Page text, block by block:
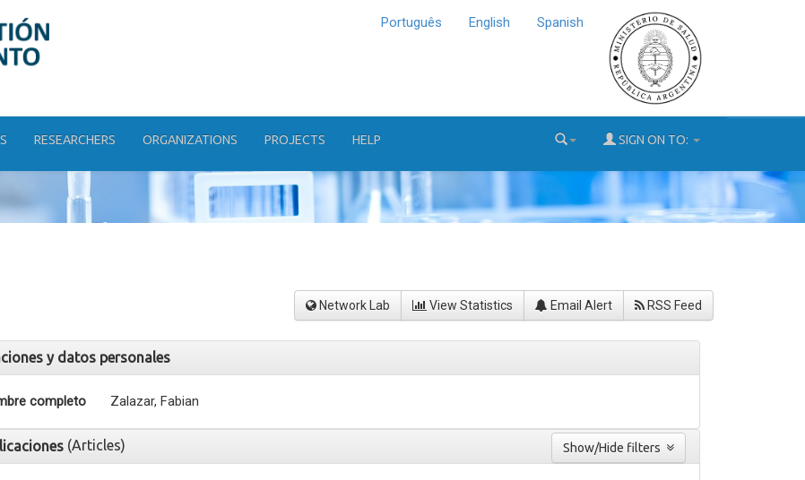
Português English Spanish
RESEARCHERS ORGANIZATIONS PROJECTS HELP SIGN ON TO:
Network Lab View Statistics Email Alert RSS Feed
y datos personales
completo Zalazar, Fabian
(Articles)